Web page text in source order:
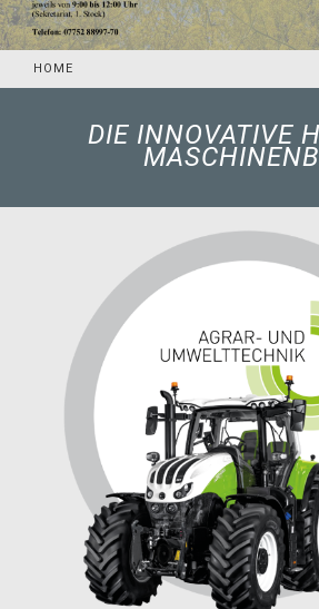
HOME
DIE INNOVATIVE